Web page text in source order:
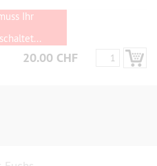
Ihr
20.00 CHF